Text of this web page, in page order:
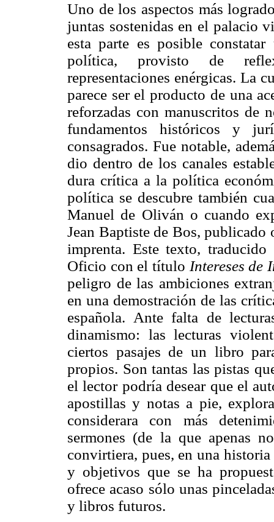
Uno de los aspectos más
juntas sostenidas en el palacio
esta parte es posible
política, provisto de
representaciones enérgicas. La
parece ser el producto de una
reforzadas con manuscritos de
fundamentos históricos y
consagrados. Fue notable,
dio dentro de los canales
dura crítica a la política
política se descubre también
Manuel de Oliván o cuando
Jean Baptiste de Bos,
imprenta. Este texto,
Oficio con el título Intereses de
peligro de las ambiciones
en una demostración de las
española. Ante falta de
dinamismo: las lecturas
ciertos pasajes de un libro
propios. Son tantas las pistas
el lector podría desear que el
apostillas y notas a pie,
considerara con más
sermones (de la que apenas
convirtiera, pues, en una
y objetivos que se ha
ofrece acaso sólo unas
y libros futuros.